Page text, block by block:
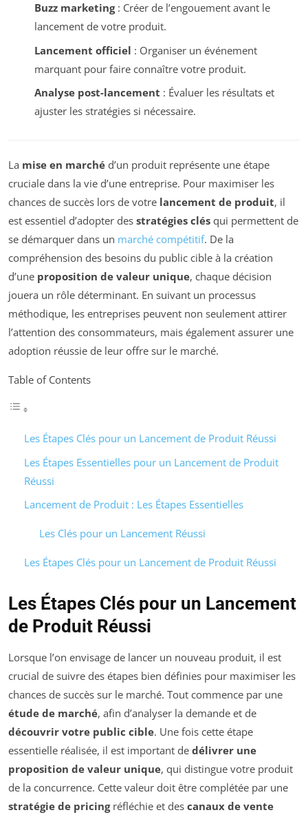
Buzz marketing: Créer de l’engouement avant le
lancement de votre produit.
Lancement officiel : Organiser un événement
marquant pour faire connaître votre produit.
Analyse post-lancement : Évaluer les résultats et
ajuster les stratégies si nécessaire.
La mise en marché d’un produit représente une étape
cruciale dans la vie d’une entreprise. Pour maximiser les
chances de succès lors de votre lancement de produit, il
est essentiel d’adopter des stratégies clés qui permettent de
se démarquer dans un marché compétitif. De la
compréhension des besoins du public cible à la création
d’une proposition de valeur unique, chaque décision
jouera un rôle déterminant. En suivant un processus
méthodique, les entreprises peuvent non seulement attirer
l’attention des consommateurs, mais également assurer une
adoption réussie de leur offre sur le marché.
Table of Contents
Les Étapes Clés pour un Lancement de Produit Réussi
Les Étapes Essentielles pour un Lancement de Produit
Réussi
Lancement de Produit : Les Étapes Essentielles
Les Clés pour un Lancement Réussi
Les Étapes Clés pour un Lancement de Produit Réussi
Les Étapes Clés pour un Lancement
de Produit Réussi
Lorsque l’on envisage de lancer un nouveau produit, il est
crucial de suivre des étapes bien définies pour maximiser les
chances de succès sur le marché. Tout commence par une
étude de marché, afin d’analyser la demande et de
découvrir votre public cible. Une fois cette étape
essentielle réalisée, il est important de délivrer une
proposition de valeur unique, qui distingue votre produit
de la concurrence. Cette valeur doit être complétée par une
stratégie de pricingréfléchie et des canaux de vente